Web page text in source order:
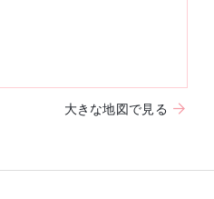
大きな地図で見る